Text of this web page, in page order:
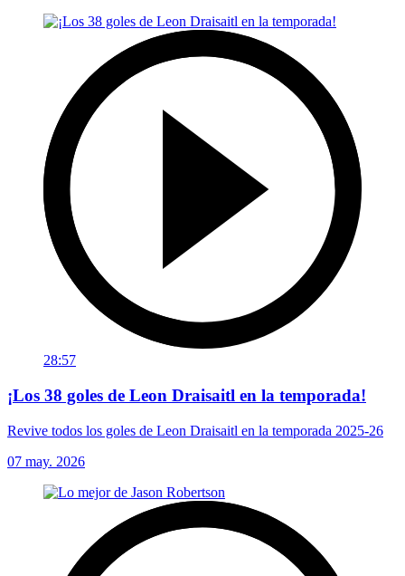
28:57
¡Los 38 goles de Leon Draisaitl en la temporada!
Revive todos los goles de Leon Draisaitl en la temporada 2025-26
07 may. 2026